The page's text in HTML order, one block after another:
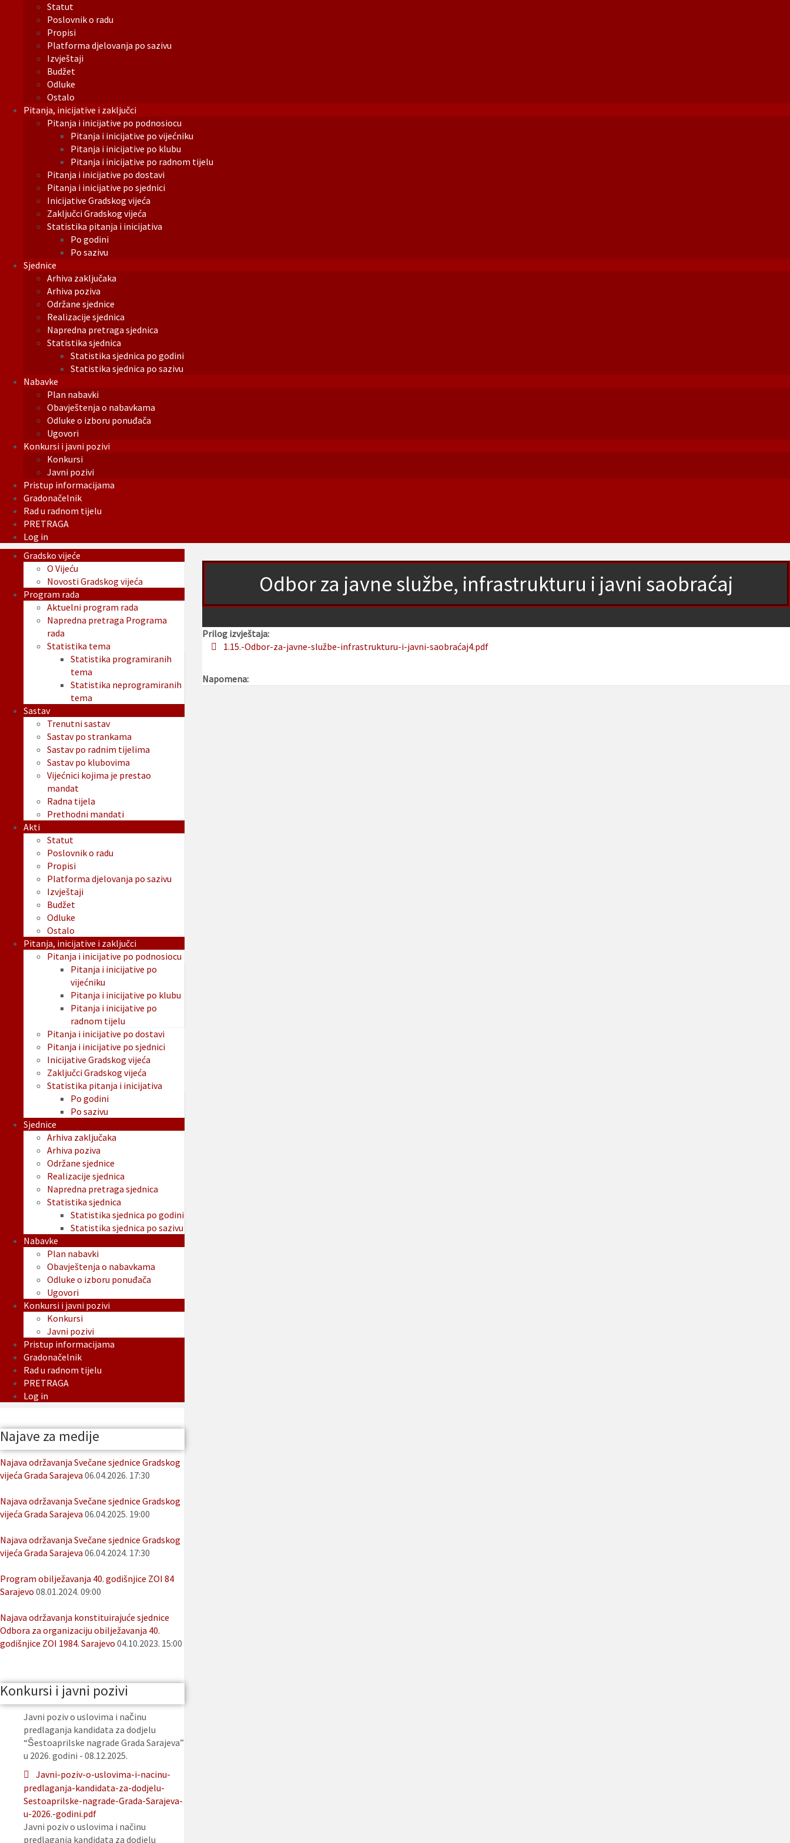
Statut
Poslovnik o radu
Propisi
Platforma djelovanja po sazivu
Izvještaji
Budžet
Odluke
Ostalo
Pitanja, inicijative i zaključci
Pitanja i inicijative po podnosiocu
Pitanja i inicijative po vijećniku
Pitanja i inicijative po klubu
Pitanja i inicijative po radnom tijelu
Pitanja i inicijative po dostavi
Pitanja i inicijative po sjednici
Inicijative Gradskog vijeća
Zaključci Gradskog vijeća
Statistika pitanja i inicijativa
Po godini
Po sazivu
Sjednice
Arhiva zaključaka
Arhiva poziva
Održane sjednice
Realizacije sjednica
Napredna pretraga sjednica
Statistika sjednica
Statistika sjednica po godini
Statistika sjednica po sazivu
Nabavke
Plan nabavki
Obavještenja o nabavkama
Odluke o izboru ponuđača
Ugovori
Konkursi i javni pozivi
Konkursi
Javni pozivi
Pristup informacijama
Gradonačelnik
Rad u radnom tijelu
PRETRAGA
Log in
Odbor za javne službe, infrastrukturu i javni saobraćaj
Prilog izvještaja:
1.15.-Odbor-za-javne-službe-infrastrukturu-i-javni-saobraćaj4.pdf
Napomena:
Gradsko vijeće
O Vijeću
Novosti Gradskog vijeća
Program rada
Aktuelni program rada
Napredna pretraga Programa
rada
Statistika tema
Statistika programiranih
tema
Statistika neprogramiranih
tema
Sastav
Trenutni sastav
Sastav po strankama
Sastav po radnim tijelima
Sastav po klubovima
Vijećnici kojima je prestao
mandat
Radna tijela
Prethodni mandati
Akti
Statut
Poslovnik o radu
Propisi
Platforma djelovanja po sazivu
Izvještaji
Budžet
Odluke
Ostalo
Pitanja, inicijative i zaključci
Pitanja i inicijative po podnosiocu
Pitanja i inicijative po
vijećniku
Pitanja i inicijative po klubu
Pitanja i inicijative po
radnom tijelu
Pitanja i inicijative po dostavi
Pitanja i inicijative po sjednici
Inicijative Gradskog vijeća
Zaključci Gradskog vijeća
Statistika pitanja i inicijativa
Po godini
Po sazivu
Sjednice
Arhiva zaključaka
Arhiva poziva
Održane sjednice
Realizacije sjednica
Napredna pretraga sjednica
Statistika sjednica
Statistika sjednica po godini
Statistika sjednica po sazivu
Nabavke
Plan nabavki
Obavještenja o nabavkama
Odluke o izboru ponuđača
Ugovori
Konkursi i javni pozivi
Konkursi
Javni pozivi
Pristup informacijama
Gradonačelnik
Rad u radnom tijelu
PRETRAGA
Log in
Najave za medije
Najava održavanja Svečane sjednice Gradskog
vijeća Grada Sarajeva 06.04.2026. 17:30
Najava održavanja Svečane sjednice Gradskog
vijeća Grada Sarajeva 06.04.2025. 19:00
Najava održavanja Svečane sjednice Gradskog
vijeća Grada Sarajeva 06.04.2024. 17:30
Program obilježavanja 40. godišnjice ZOI 84
Sarajevo 08.01.2024. 09:00
Najava održavanja konstituirajuće sjednice
Odbora za organizaciju obilježavanja 40.
godišnjice ZOI 1984. Sarajevo 04.10.2023. 15:00
Konkursi i javni pozivi
Javni poziv o uslovima i načinu
predlaganja kandidata za dodjelu
“Šestoaprilske nagrade Grada Sarajeva”
u 2026. godini - 08.12.2025.
Javni-poziv-o-uslovima-i-nacinu-
predlaganja-kandidata-za-dodjelu-
Sestoaprilske-nagrade-Grada-Sarajeva-
u-2026.-godini.pdf
Javni poziv o uslovima i načinu
predlaganja kandidata za dodjelu